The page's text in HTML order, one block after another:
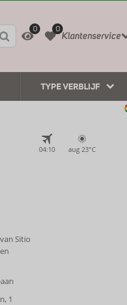
0 0
Klantenservice
TYPE VERBLIJF
04:10 aug 23°C
Sitio
1